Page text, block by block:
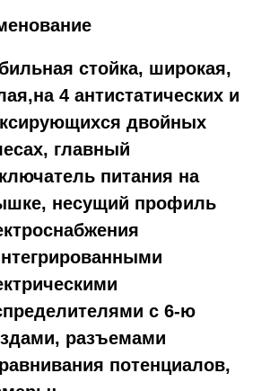
стойка, широкая,
4 антистатических и
двойных
главный
питания на
несущий профиль
с 6-ю
разъемами
потенциалов,